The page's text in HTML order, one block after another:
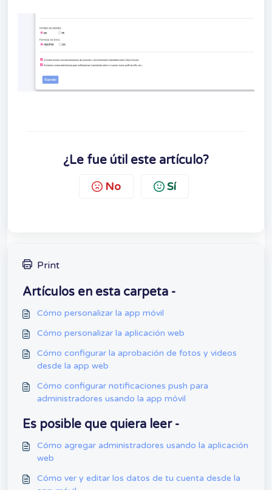
¿Le fue útil este artículo?
No Sí
Print
Artículos en esta carpeta -
Cómo personalizar la app móvil
Cómo personalizar la aplicación web
Cómo configurar la aprobación de fotos y videos
desde la app web
Cómo configurar notificaciones push para
administradores usando la app móvil
Es posible que quiera leer -
Cómo agregar administradores usando la aplicación
web
Cómo ver y editar los datos de tu cuenta desde la